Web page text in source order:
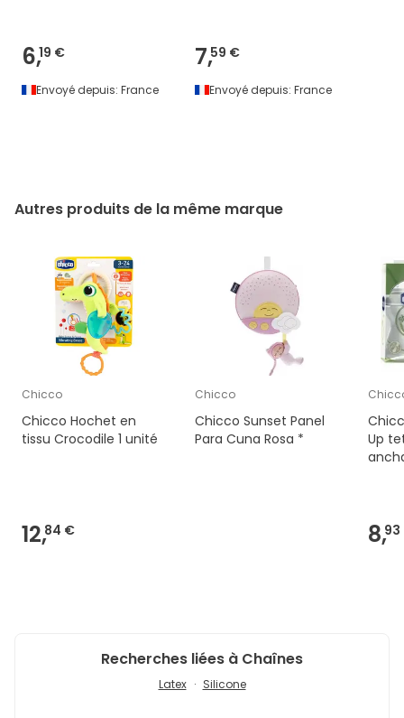
6,19 €
Envoyé depuis: France
7,59 €
Envoyé depuis: France
Autres produits de la même marque
Chicco
Chicco Hochet en
tissu Crocodile 1 unité
12,84 €
Chicco
Chicco Sunset Panel
Para Cuna Rosa *
Up
8,
Recherches liées à Chaînes
Latex Silicone